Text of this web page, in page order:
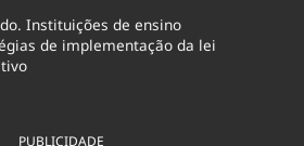
Instituições de ensino
de implementação da lei
PUBLICIDADE